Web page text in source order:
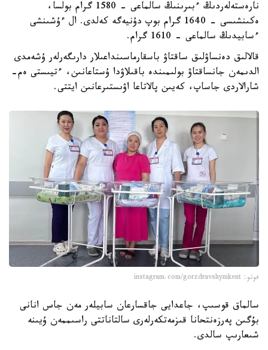
نارەستەلەردىڭ ءبىرىنىڭ سالماعى - 1580 گرام بولسا،
ەكىنشىسى - 1640 گرام بوپ دۇنيەگە كەلدى. ال ءۇشىنشى
ءسابيدىڭ سالماعى - 1610 گرام.
قالالىق دەنساۋلىق ساقتاۋ باسقارماسىنداعىلار دارىگەرلەر ۇشەمدى
الدىمەن جانساقتاۋ بولىمىندە باقىلاۋدا ۇستاعانىن، ءتيىستى ەم-
شارالاردى جاساپ، كەيىن پالاتاعا اۋىستىرعانىن ايتتى.
فوتو: instagram.com/gorzdravshymkent
سالماق قوسىپ، جاعدايى جاقسارعان سابيلەر مەن جاس انانى
بۇگىن پەرزەنتحانا قىزمەتكەرلەرى سالتاناتتى راسىممەن ۇيىنە
شىعارىپ سالدى.